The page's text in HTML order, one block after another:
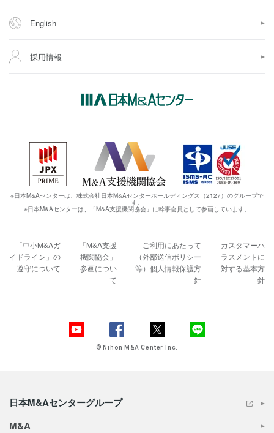
English
採用情報
※日本M&Aセンターは、株式会社日本M&Aセンターホールディングス（2127）のグループで
す。
※日本M&Aセンターは、「M&A支援機関協会」に幹事会員として参画しています。
「中小M&Aガ
イドライン」の
遵守について
「M&A支援
機関協会」
参画につい
て
ご利用にあたって
（外部送信ポリシー
等）個人情報保護方
針
カスタマーハ
ラスメントに
対する基本方
針
© Nihon M&A Center Inc.
日本M&Aセンターグループ
M&A